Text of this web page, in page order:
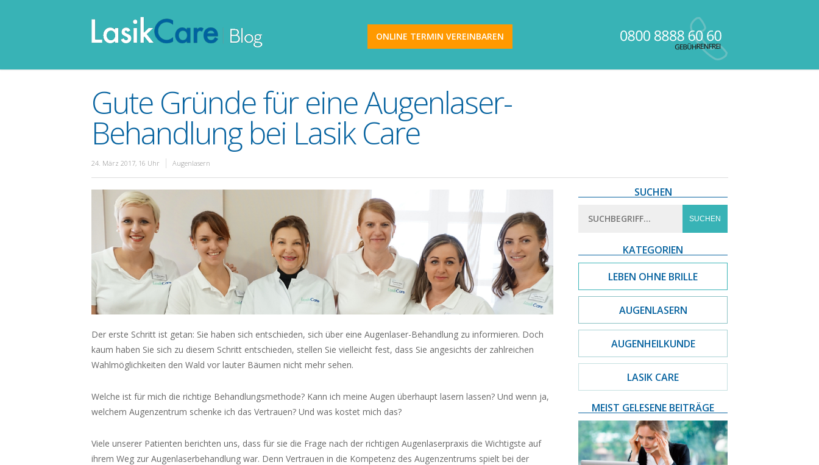
ONLINE TERMIN VEREINBAREN
Gute Gründe für eine Augenlaser-
Behandlung bei Lasik Care
24. März 2017, 16 Uhr Augenlasern
Der erste Schritt ist getan: Sie haben sich entschieden, sich über eine Augenlaser-Behandlung zu informieren. Doch
kaum haben Sie sich zu diesem Schritt entschieden, stellen Sie vielleicht fest, dass Sie angesichts der zahlreichen
Wahlmöglichkeiten den Wald vor lauter Bäumen nicht mehr sehen.
Welche ist für mich die richtige Behandlungsmethode? Kann ich meine Augen überhaupt lasern lassen? Und wenn ja,
welchem Augenzentrum schenke ich das Vertrauen? Und was kostet mich das?
Viele unserer Patienten berichten uns, dass für sie die Frage nach der richtigen Augenlaserpraxis die Wichtigste auf
ihrem Weg zur Augenlaserbehandlung war. Denn Vertrauen in die Kompetenz des Augenzentrums spielt bei der
SUCHEN
KATEGORIEN
LEBEN OHNE BRILLE
AUGENLASERN
AUGENHEILKUNDE
LASIK CARE
MEIST GELESENE BEITRÄGE